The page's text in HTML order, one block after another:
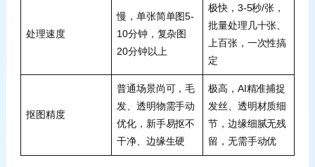
处理速度
慢，单张简单图5-
10分钟，复杂图
20分钟以上
极快，3-5秒/张，
批量处理几十张、
上百张，一次性搞
定
抠图精度
普通场景尚可，毛
发、透明物需手动
优化，新手易抠不
干净、边缘生硬
极高，AI精准捕捉
发丝、透明材质细
节，边缘细腻无残
留，无需手动优